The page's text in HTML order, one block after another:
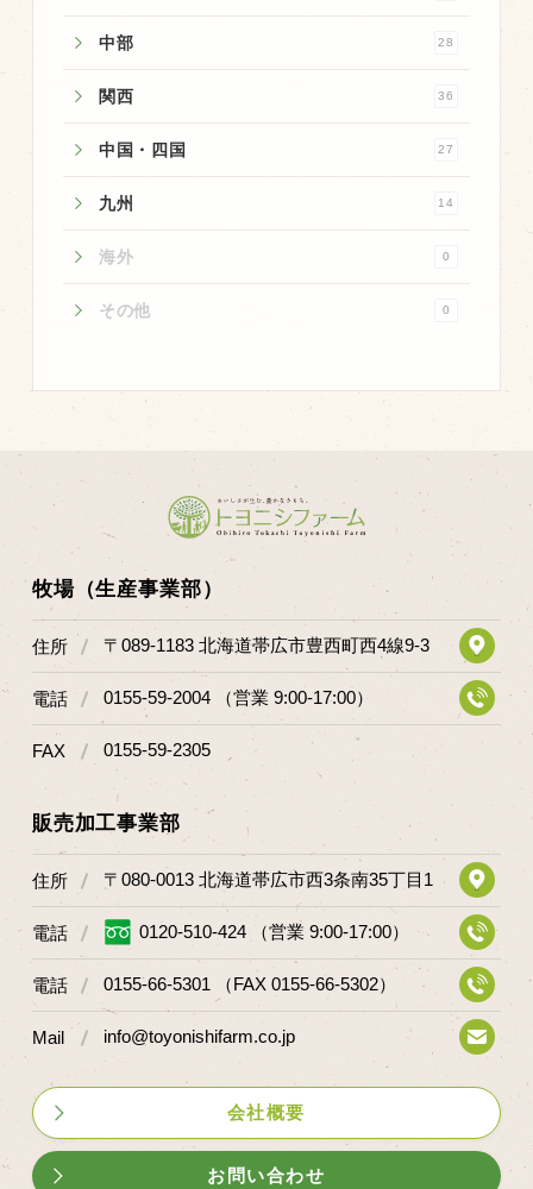
中部 28
関西 36
中国・四国 27
九州 14
海外 0
その他 0
牧場（生産事業部）
住所 〒089-1183 北海道帯広市豊西町西4線9-3
電話 0155-59-2004 （営業 9:00-17:00）
FAX 0155-59-2305
販売加工事業部
住所 〒080-0013 北海道帯広市西3条南35丁目1
電話 0120-510-424 （営業 9:00-17:00）
電話 0155-66-5301 （FAX 0155-66-5302）
Mail info@toyonishifarm.co.jp
会社概要
お問い合わせ
瑕疵とは
商品のご紹介
豊西牛
厚切ステーキ
カルビ串
ハンバーグ
豊西ソース
取り扱い店
飲食店
その他
マップから探す
問い合わせ
個人のお客様
法人のお客様
Facebook
Twitter
LINE公式アカウント
Instagram
RSS フィード